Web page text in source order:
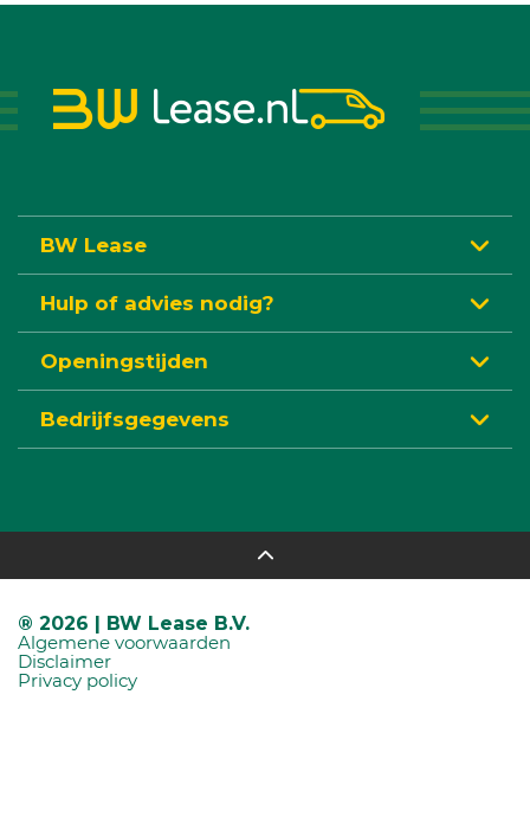
BW Lease
Hulp of advies nodig?
Openingstijden
Bedrijfsgegevens
® 2026 | BW Lease B.V.
Algemene voorwaarden
Disclaimer
Privacy policy